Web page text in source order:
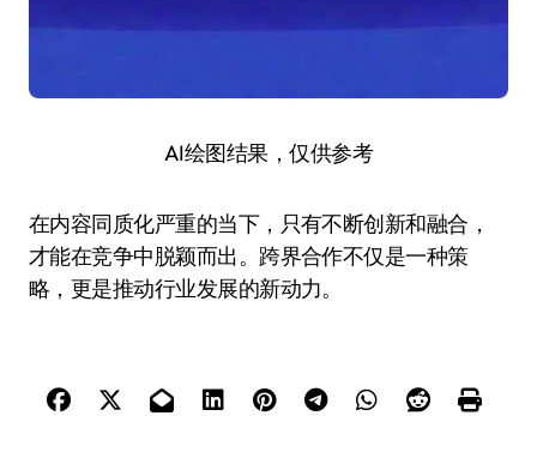
AI绘图结果，仅供参考
在内容同质化严重的当下，只有不断创新和融合，
才能在竞争中脱颖而出。跨界合作不仅是一种策
略，更是推动行业发展的新动力。